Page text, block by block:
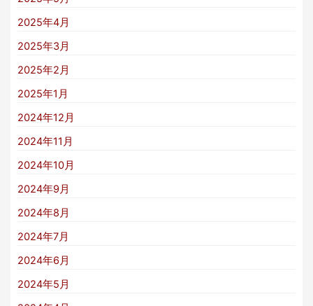
2025年4月
2025年3月
2025年2月
2025年1月
2024年12月
2024年11月
2024年10月
2024年9月
2024年8月
2024年7月
2024年6月
2024年5月